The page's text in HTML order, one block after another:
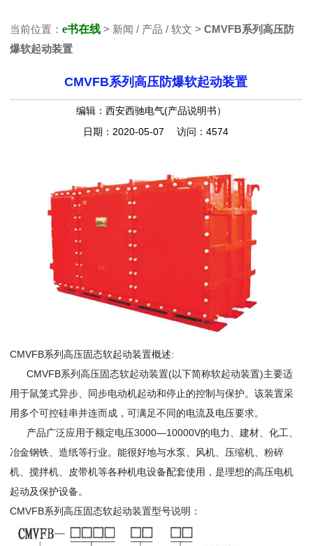
当前位置：e书在线 > 新闻 / 产品 / 软文 >CMVFB系列高压防
爆软起动装置
CMVFB系列高压防爆软起动装置
编辑：西安西驰电气(产品说明书）
日期：2020-05-07 访问：4574
CMVFB系列高压固态软起动装置概述:
CMVFB系列高压固态软起动装置(以下简称软起动装置)主要适
用于鼠笼式异步、同步电动机起动和停止的控制与保护。该装置采
用多个可控硅串并连而成，可满足不同的电流及电压要求。
产品广泛应用于额定电压3000—10000V的电力、建材、化工、
冶金钢铁、造纸等行业。能很好地与水泵、风机、压缩机、粉碎
机、搅拌机、皮带机等各种机电设备配套使用，是理想的高压电机
起动及保护设备。
CMVFB系列高压固态软起动装置型号说明：